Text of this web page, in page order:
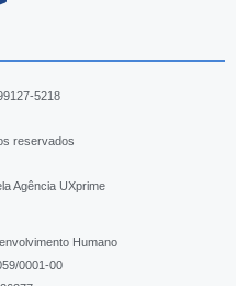
5218
reservados
Agência UXprime
Humano
0001-00
ansiedade,
depressão
síndrome de
transtornos.